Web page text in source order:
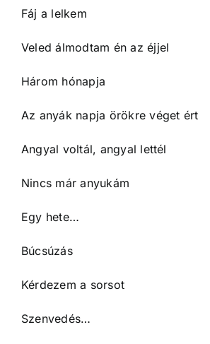
Fáj a lelkem
Veled álmodtam én az éjjel
Három hónapja
Az anyák napja örökre véget ért
Angyal voltál, angyal lettél
Nincs már anyukám
Egy hete…
Búcsúzás
Kérdezem a sorsot
Szenvedés…